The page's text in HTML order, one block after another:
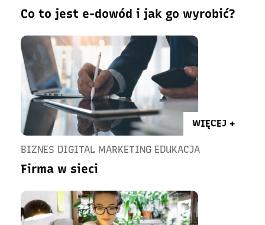
Co to jest e-dowód i jak go wyrobić?
WIĘCEJ +
BIZNES DIGITAL MARKETING EDUKACJA
Firma w sieci